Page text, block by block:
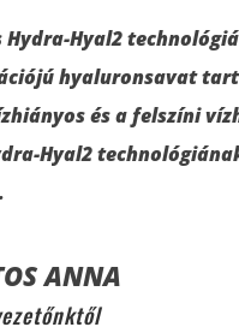
Hydra-Hyal2
hyaluronsavat
és a felszíni
Hyal2
ANNA